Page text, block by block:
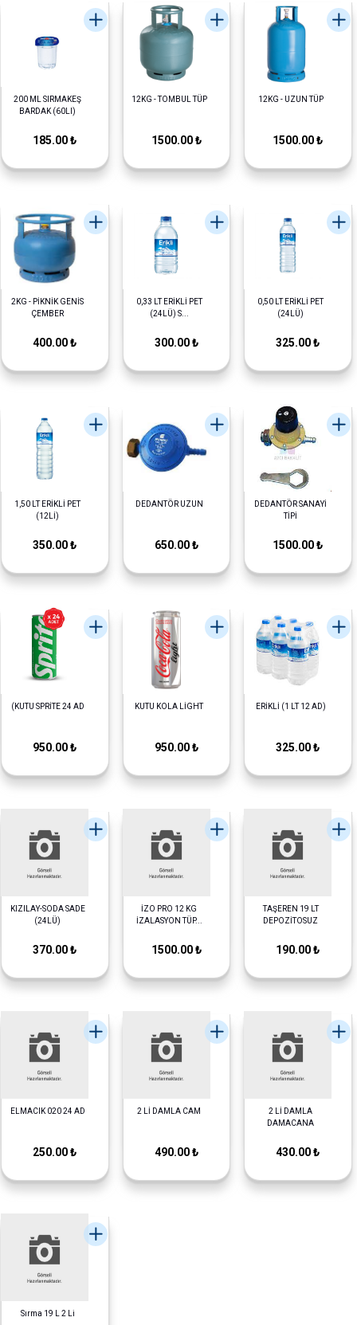
200 ML SIRMAKEŞ
BARDAK (60LI)
185.00 ₺
12KG - TOMBUL TÜP
1500.00 ₺
12KG - UZUN TÜP
1500.00 ₺
2KG - PİKNİK GENİS
ÇEMBER
400.00 ₺
0,33 LT ERİKLİ PET
(24LÜ) S...
300.00 ₺
0,50 LT ERİKLİ PET
(24LÜ)
325.00 ₺
1,50 LT ERİKLİ PET
(12Lİ)
350.00 ₺
DEDANTÖR UZUN
650.00 ₺
DEDANTÖR SANAYİ
TİPİ
1500.00 ₺
(KUTU SPRİTE 24 AD
950.00 ₺
KUTU KOLA LİGHT
950.00 ₺
ERİKLİ (1 LT 12 AD)
325.00 ₺
KIZILAY-SODA SADE
(24LÜ)
370.00 ₺
İZO PRO 12 KG
İZALASYON TÜP...
1500.00 ₺
TAŞEREN 19 LT
DEPOZİTOSUZ
190.00 ₺
ELMACIK 020 24 AD
250.00 ₺
2 Lİ DAMLA CAM
490.00 ₺
2 Lİ DAMLA
DAMACANA
430.00 ₺
Sırma 19 L 2 Li